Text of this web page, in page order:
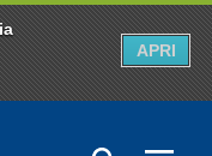
APRI